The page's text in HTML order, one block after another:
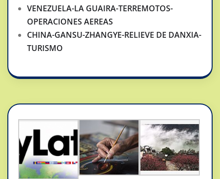
VENEZUELA-LA GUAIRA-TERREMOTOS-
OPERACIONES AEREAS
CHINA-GANSU-ZHANGYE-RELIEVE DE DANXIA-
TURISMO